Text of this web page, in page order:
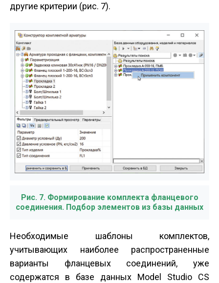
другие критерии (рис. 7).
Рис. 7. Формирование комплекта фланцевого
соединения. Подбор элементов из базы данных
Необходимые шаблоны комплектов,
учитывающих наиболее распространенные
варианты фланцевых соединений, уже
содержатся в базе данных Model Studio CS